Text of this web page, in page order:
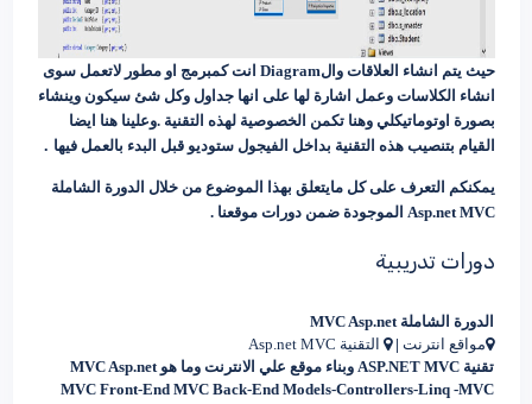
حيث يتم انشاء العلاقات والDiagram انت كمبرمج او مطور لاتعمل سوى
انشاء الكلاسات وعمل اشارة لها على انها جداول وكل شئ سيكون وينشاء
بصورة اوتوماتيكلي وهنا تكمن الخصوصية لهذه التقنية .وعلينا هنا ايضا
القيام بتنصيب هذه التقنية بداخل الفيجول ستوديو قبل البدء بالعمل فيها .
يمكنكم التعرف على كل مايتعلق بهذا الموضوع من خلال الدورة الشاملة
Asp.net MVC الموجودة ضمن دورات موقعنا .
دورات تدريبية
الدورة الشاملة MVC Asp.net
مواقع انترنت | التقنية Asp.net MVC
تقنية ASP.NET MVC وبناء موقع علي الانترنت وما هو MVC Asp.net
MVC Front-End MVC Back-End Models-Controllers-Linq -MVC